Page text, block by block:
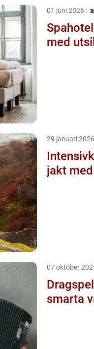
01 juni 2026
Spahotell
med
29 januari 2026
jakt
07 oktober
smarta